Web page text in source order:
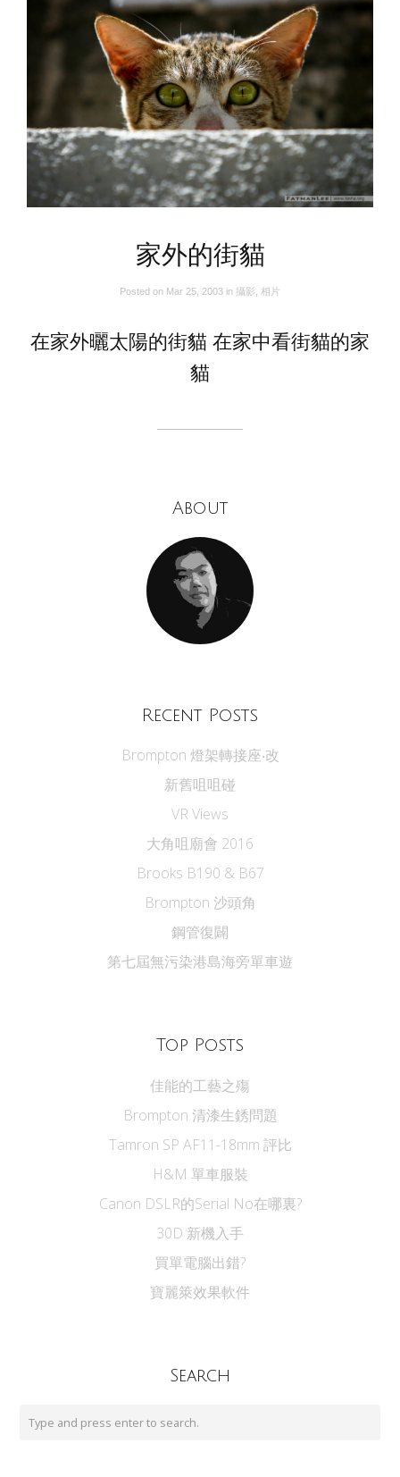
家外的街貓
Posted on Mar 25, 2003 in 攝影 相片
在家外曬太陽的街貓 在家中看街貓的家
貓
About
Recent Posts
Brompton 燈架轉接座‧改
新舊咀咀碰
VR Views
大角咀廟會 2016
Brooks B190 & B67
Brompton 沙頭角
鋼管復闢
第七屆無污染港島海旁單車遊
Top Posts
佳能的工藝之殤
Brompton 清漆生銹問題
Tamron SP AF11-18mm 評比
H&M 單車服裝
Canon DSLR的Serial No在哪裏?
30D 新機入手
買單電腦出錯?
寶麗箂效果軟件
Search